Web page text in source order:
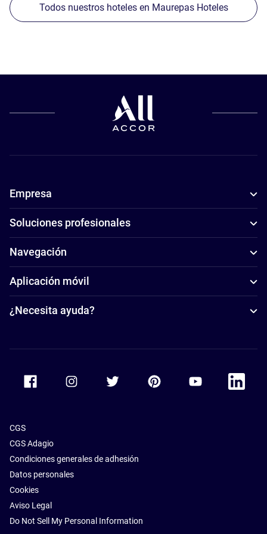
Todos nuestros hoteles en Maurepas Hoteles
Empresa
Soluciones profesionales
Navegación
Aplicación móvil
¿Necesita ayuda?
Accor Facebook Accor TwitterAccor PinterestAccor Youtube
Accor
CGS
CGS Adagio
Condiciones generales de adhesión
Datos personales
Cookies
Aviso Legal
Do Not Sell My Personal Information